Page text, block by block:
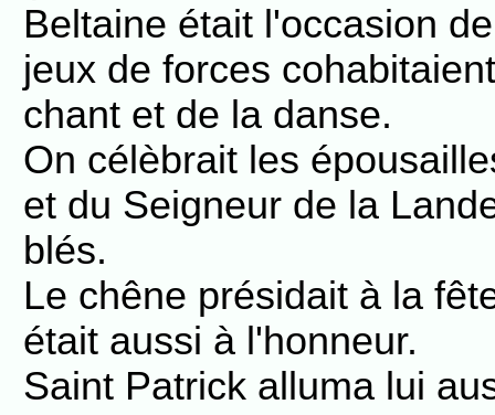
Beltaine était l'occasion
jeux de forces
chant et de la danse.
On célèbrait les
et du Seigneur de la
blés.
Le chêne présidait à la
était aussi à l'honneur.
Saint Patrick alluma lui